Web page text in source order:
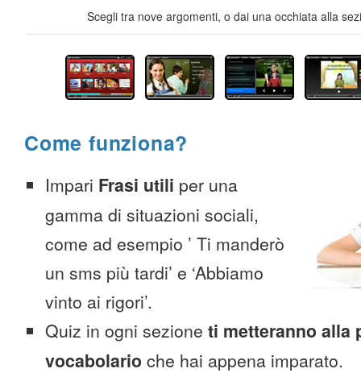
Scegli tra nove argomenti, o dai una occhiata alla
Come funziona?
Impari Frasi utili per una
gamma di situazioni sociali,
come ad esempio ’ Ti manderò
un sms più tardi’ e ‘Abbiamo
vinto ai rigori’.
Quiz in ogni sezione ti metteranno alla
vocabolario che hai appena imparato.